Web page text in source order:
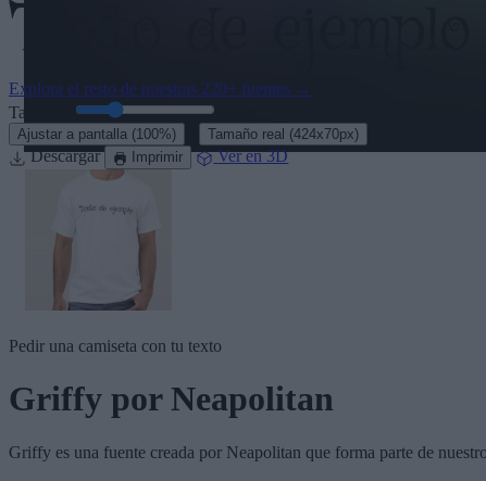
Explora el resto de nuestras 220+ fuentes →
Tamaño:
Ajustar a pantalla (100%) Tamaño real (424x70px)
Descargar Imprimir Ver en 3D
Pedir una camiseta con tu texto
Griffy por Neapolitan
Griffy es una fuente creada por Neapolitan que forma parte de